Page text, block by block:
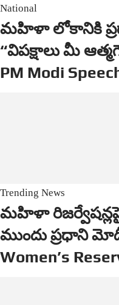
National
మహిళా లోకానికి
“విపక్షాలు మీ
PM Modi
Trending News
మహిళా రిజర్వేషన్లపై
ముందు ప్రధాని
Women’s